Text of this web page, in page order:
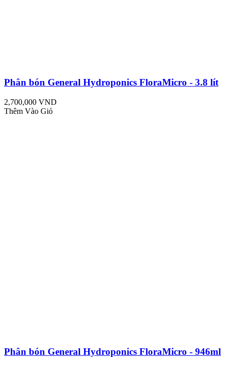
Phân bón General Hydroponics FloraMicro - 3.8 lít
2,700,000 VND
Thêm Vào Giỏ
Phân bón General Hydroponics FloraMicro - 946ml